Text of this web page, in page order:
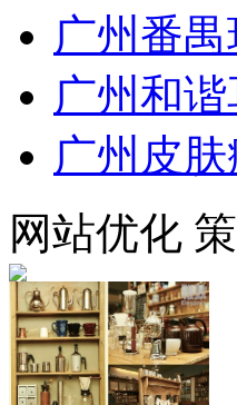
广州番
广州和
广州皮
网站优化